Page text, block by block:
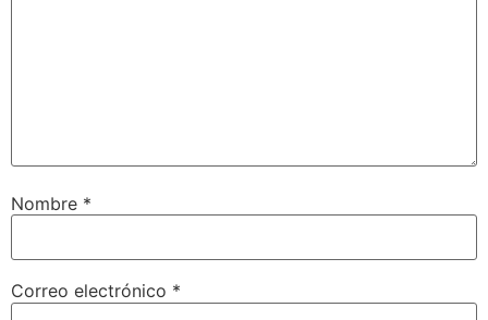
Nombre *
Correo electrónico *